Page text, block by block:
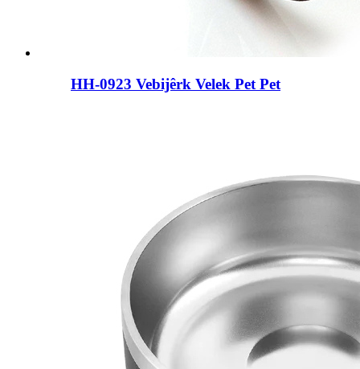
HH-0923 Vebijêrk Velek Pet Pet